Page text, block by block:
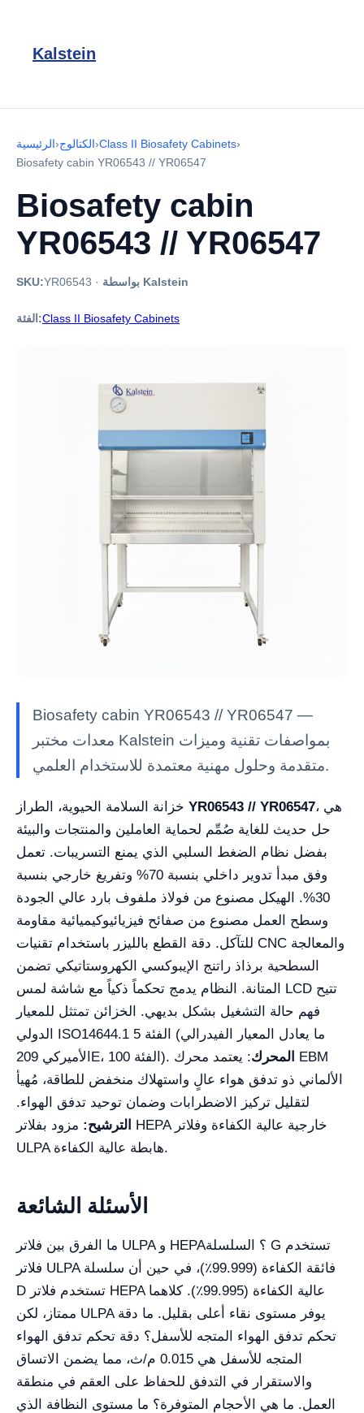
Kalstein
الرئيسية›الكتالوج›Class II Biosafety Cabinets›
Biosafety cabin YR06543 // YR06547
Biosafety cabin
YR06543 // YR06547
SKU:YR06543 · بواسطة Kalstein
الفئة:Class II Biosafety Cabinets
Biosafety cabin YR06543 // YR06547 —
معدات مختبر Kalstein بمواصفات تقنية وميزات
متقدمة وحلول مهنية معتمدة للاستخدام العلمي.
YR06543 // YR06547، هي
حل حديث للغاية صُمِّم لحماية العاملين والمنتجات والبيئة
بفضل نظام الضغط السلبي الذي يمنع التسريبات. تعمل
وفق مبدأ تدوير داخلي بنسبة 70% وتفريغ خارجي بنسبة
30%. الهيكل مصنوع من فولاذ ملفوف بارد عالي الجودة
وسطح العمل مصنوع من صفائح فيزيائيوكيميائية مقاومة
للتآكل. دقة القطع بالليزر باستخدام تقنيات CNC والمعالجة
السطحية برذاذ راتنج الإيبوكسي الكهروستاتيكي تضمن
المتانة. النظام يدمج تحكماً ذكياً مع شاشة لمس LCD تتيح
فهم حالة التشغيل بشكل بديهي. الخزائن تمتثل للمعيار
الدولي ISO14644.1 الفئة 5 (ما يعادل المعيار الفيدرالي
الأميركي 209E، الفئة 100).
المحرك: يعتمد محرك EBM
الألماني ذو تدفق هواء عالٍ واستهلاك منخفض للطاقة، مُهيأ
لتقليل تركيز الاضطرابات وضمان توحيد تدفق الهواء.
الترشيح: مزود بفلاتر HEPA خارجية عالية الكفاءة وفلاتر
ULPA هابطة عالية الكفاءة.
الأسئلة الشائعة
ما الفرق بين فلاتر ULPA و HEPA؟ السلسلة G تستخدم
فلاتر ULPA فائقة الكفاءة (99.999٪)، في حين أن سلسلة
D تستخدم فلاتر HEPA عالية الكفاءة (99.995٪). كلاهما
ممتاز، لكن ULPA يوفر مستوى نقاء أعلى بقليل. ما دقة
تحكم تدفق الهواء المتجه للأسفل؟ دقة تحكم تدفق الهواء
المتجه للأسفل هي 0.015 م/ث، مما يضمن الاتساق
والاستقرار في التدفق للحفاظ على العقم في منطقة
العمل. ما هي الأحجام المتوفرة؟ ما مستوى النظافة الذي